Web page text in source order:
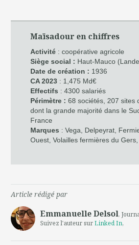
Maïsadour en chiffres
Activité : coopérative agricole
Siège social : Haut-Mauco
Date de création : 1936
CA 2023 : 1,475 Md€
Effectifs : 4300 salariés
Périmètre : 68 sociétés, 207 sites
dont la grande majorité dans le
France
Marques : Vega, Delpeyrat,
Ouest, Volailles fermières du Gers,
Article rédigé par
Emmanuelle Delsol,
Suivez l'auteur surLinked In,